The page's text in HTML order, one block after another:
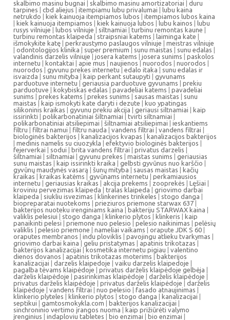
skalbimo masinu bugnai | skalbimo masinu amortizatoriai | duru
tarpines | cbd aliejus | itempiamu lubu privalumai | lubu kaina
netrukdo | kiek kainuoja itempiamos lubos | itempiamos lubos kaina
| kiek kainuoja itempiamos | kiek kainuoja lubos | lubu kainos | lubu
rusys vilniuje | lubos vilniuje | siltnamiai | turbinu remontas kaune |
turbinu remontas klaipeda | straipsniai katems | laiminga kate |
išmokykite katę | perkraustymo paslaugos vilniuje | meistras vilniuje
| odontologijos klinika | super premium | sunu maistas | sunu edalas |
valandinis darzelis vilniuje | josera katems | josera sunims | paskolos
internetu | kontaktai | apie mus | naujienos | nuorodos | nuorodos |
nuorodos | gyvunu prekes internetu | edalo itaka | sunu edalas ir
isvaizda | sunu mityba | kaip perkant sutaupyti | gyvunams
parduotuve internetu | geriausia parduotuve gyvunams | prekiu
parduotuve | kokybiskas edalas | pavadeliai katems | pavadeliai
sunims | prekes katems | prekes sunims | sausas maistas | sunu
maistas | kaip ismokyti kate daryti i dezute | kuo ypatingas
silikoninis kraikas | gyvunu prekiu akcija | geriausi siltnamiai | kaip
issirinkti | polikarbonatiniai šiltnamiai | tvirti siltnamiai |
polikarbonatiniai atsiliepimai | šiltnamiai atsiliepimai | ieskantiems
filtru | filtrai namui | filtru nauda | vandens filtrai | vandens filtrai |
biologinės bakterijos | kanalizacijos kvapas | kanalizacijos bakterijos
| medinis namelis su ciuozykla | efektyvio biologinės bakterijos |
fejerverkai | sodui | brita vandens filtrai | privatus darzelis |
šiltnamiai | siltnamiai | gyvunu prekes | maistas sunims | geriausias
sunu maistas | kaip issirinkti kraika | gelbsti gyvūnus nuo karščio |
gyvūnų maudynės vasarą | šunų mityba | sausas maistas | kačių
kraikas | kraikas katėms | gyvūnams internetu | perkamiausios
internetu | geriausias kraikas | akcija prekems | zooprekės | Lęšiai |
kroviniu pervezimas klaipeda | tralas klaipeda | griovimo darbai
klaipeda | siukliu isvezimas | klinkerines trinkeles | stogo danga |
biopreparatai nuotekoms | prieziuros priemone starwax 637 |
bakterijos nuoteku irenginiams kaina | bakteriju STARWAX kaina |
valiklis pelesiui | stogo danga | klinkerio plytos | klinkeris | kaip
panaikinti pelesi | priemone nuo pelesio | pelesio naikinimas | pelėsių
valiklis | pelesio priemone | nameliai vaikams | orapute JDK S 60 |
oraputes membranos | indu ploviklis | pavojingu atlieku tvarkymas |
griovimo darbai kaina | geliu pristatymas | apatinis trikotazas |
bakterijos kanalizacijai | kosmetika internetu pigiau | valentino
dienos dovanos | apatinis trikotazas moterims | bakterijos
kanalizacijai | darzelis klaipedoje | vaiku darzelis klaipedoje |
pagalba tėvams klaipėdoje | privatus darželis klaipėdoje gelbėja |
darželis klaipėdoje | pasirinkimas klaipėdoje | darželis klaipėdoje |
privatus darželis klaipėdoje | privatus darželis klaipėdoje | darželis
klaipėdoje | vandens filtrai | nuo pelesio | fasado atnaujinimas |
klinkerio plyteles | klinkerio plytos | stogo danga | kanalizacijai |
septikui | gamtosmokykla.com | bakterijos kanalizacijai |
sinchroninio vertimo įrangos nuoma | kaip prižiūrėti valymo
įrenginius | indaploviu tabletes | bio enzimai | bio enzimai |